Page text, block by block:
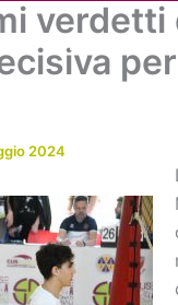
Chi siamo
verdetti
2024